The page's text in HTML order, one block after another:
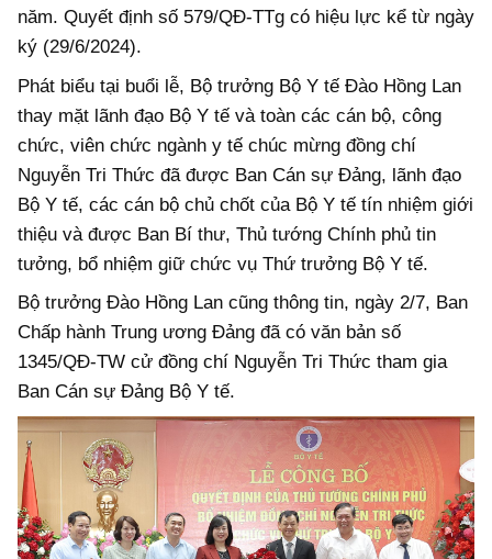
năm. Quyết định số 579/QĐ-TTg có hiệu lực kể từ ngày
ký (29/6/2024).
Phát biểu tại buổi lễ, Bộ trưởng Bộ Y tế Đào Hồng Lan
thay mặt lãnh đạo Bộ Y tế và toàn các cán bộ, công
chức, viên chức ngành y tế chúc mừng đồng chí
Nguyễn Tri Thức đã được Ban Cán sự Đảng, lãnh đạo
Bộ Y tế, các cán bộ chủ chốt của Bộ Y tế tín nhiệm giới
thiệu và được Ban Bí thư, Thủ tướng Chính phủ tin
tưởng, bổ nhiệm giữ chức vụ Thứ trưởng Bộ Y tế.
Bộ trưởng Đào Hồng Lan cũng thông tin, ngày 2/7, Ban
Chấp hành Trung ương Đảng đã có văn bản số
1345/QĐ-TW cử đồng chí Nguyễn Tri Thức tham gia
Ban Cán sự Đảng Bộ Y tế.